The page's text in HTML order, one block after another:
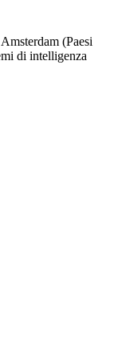
(Paesi
di intelligenza